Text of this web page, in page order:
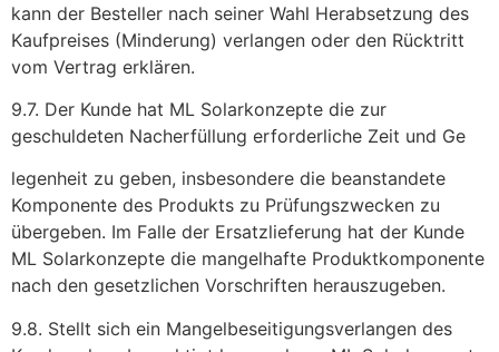
kann der Besteller nach seiner Wahl Herabsetzung des
Kaufpreises (Minderung) verlangen oder den Rücktritt
vom Vertrag erklären.
9.7. Der Kunde hat ML Solarkonzepte die zur
geschuldeten Nacherfüllung erforderliche Zeit und Ge
legenheit zu geben, insbesondere die beanstandete
Komponente des Produkts zu Prüfungszwecken zu
übergeben. Im Falle der Ersatzlieferung hat der Kunde
ML Solarkonzepte die mangelhafte Produktkomponente
nach den gesetzlichen Vorschriften herauszugeben.
9.8. Stellt sich ein Mangelbeseitigungsverlangen des